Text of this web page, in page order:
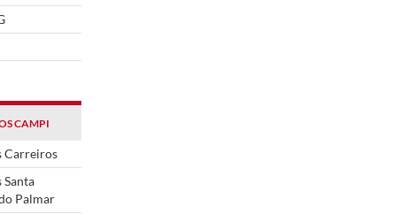
CAMPI
Carreiros
Santa
Palmar